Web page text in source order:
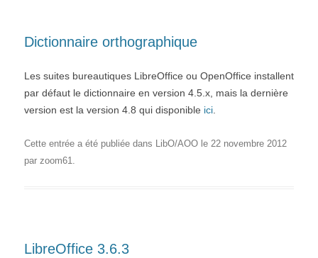
Dictionnaire orthographique
Les suites bureautiques LibreOffice ou OpenOffice installent
par défaut le dictionnaire en version 4.5.x, mais la dernière
version est la version 4.8 qui disponible ici
Cette entrée a été publiée dans LibO/AOO le 22 novembre 2012
par zoom61.
LibreOffice 3.6.3